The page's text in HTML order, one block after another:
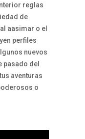
reglas
de
aasimar o el
perfiles
nuevos
pasado del
aventuras
o